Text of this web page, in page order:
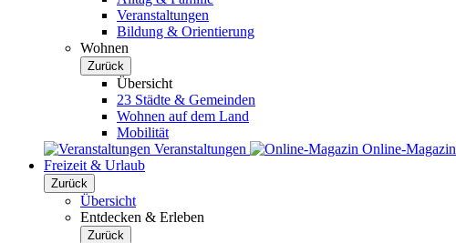
Veranstaltungen
Bildung & Orientierung
Wohnen
Zurück
Übersicht
23 Städte & Gemeinden
Wohnen auf dem Land
Mobilität
Veranstaltungen
Online-Magazin
Freizeit & Urlaub
Zurück
Übersicht
Entdecken & Erleben
Zurück